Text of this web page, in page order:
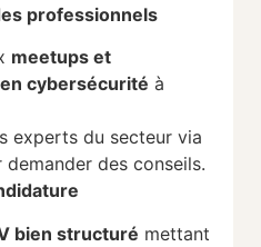
professionnels
meetups et
cybersécurité à
experts du secteur via
demander des conseils.
bien structuré mettant